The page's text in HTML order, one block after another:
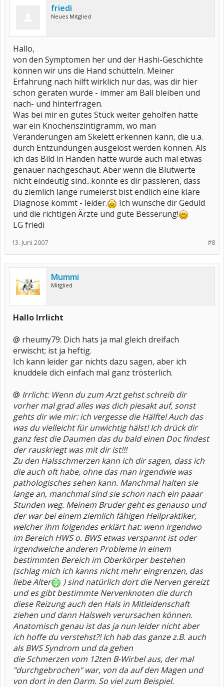
friedi
Neues Mitglied
Hallo,
von den Symptomen her und der Hashi-Geschichte
können wir uns die Hand schütteln. Meiner
Erfahrung nach hilft wirklich nur das, was dir hier
schon geraten wurde - immer am Ball bleiben und
nach- und hinterfragen.
Was bei mir en gutes Stück weiter geholfen hatte
war ein Knochenszintigramm, wo man
Veränderungen am Skelett erkennen kann, die u.a.
durch Entzündungen ausgelöst werden können. Als
ich das Bild in Händen hatte wurde auch mal etwas
genauer nachgeschaut. Aber wenn die Blutwerte
nicht eindeutig sind...könnte es dir passieren, dass
du ziemlich lange rumeierst bist endlich eine klare
Diagnose kommt - leider.
Ich wünsche dir Geduld
und die richtigen Ärzte und gute Besserung!
LG friedi
#8
13. Juni 2007
Mummi
Mitglied
Hallo Irrlicht
@ rheumy79: Dich hats ja mal gleich dreifach
erwischt; ist ja heftig.
Ich kann leider gar nichts dazu sagen, aber ich
knuddele dich einfach mal ganz trösterlich.
@ Irrlicht: Wenn du zum Arzt gehst schreib dir
vorher mal grad alles was dich piesakt auf, sonst
gehts dir wie mir: ich vergesse die Hälfte! Auch das
was du vielleicht für unwichtig hälst! Ich drück dir
ganz fest die Daumen das du bald einen Doc findest
der rauskriegt was mit dir ist!!!
Zu den Halsschmerzen kann ich dir sagen, dass ich
die auch oft habe, ohne das man irgendwie was
pathologisches sehen kann. Manchmal halten sie
lange an, manchmal sind sie schon nach ein paaar
Stunden weg. Meinem Bruder geht es genauso und
der war bei einem ziemlich fähigen Heilpraktiker,
welcher ihm folgendes erklärt hat: wenn irgendwo
im Bereich HWS o. BWS etwas verspannt ist oder
irgendwelche anderen Probleme in einem
bestimmten Bereich im Oberkörper bestehen
(schlag mich ich kanns nicht mehr eingrenzen, das
liebe Alter
) sind natürlich dort die Nerven gereizt
und es gibt bestimmte Nervenknoten die durch
diese Reizung auch den Hals in Mitleidenschaft
ziehen und dann Halsweh verursachen können.
Anatomisch genau ist das ja nun leider nicht aber
ich hoffe du verstehst?! Ich hab das ganze z.B. auch
als BWS Syndrom und da gehen
die Schmerzen vom 12ten B-Wirbel aus, der mal
"durchgebrochen" war, von da auf den Magen und
von dort in den Darm. So viel zum Beispiel.